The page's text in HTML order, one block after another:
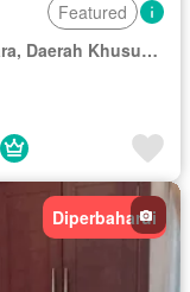
Featured
RW 16, Pluit, Penjaringan, Jakarta Utara, Daerah Khusus Ibukota Jakarta
Diperbaharui